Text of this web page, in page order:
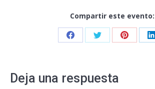
Compartir este evento:
Share Share
Twitter
Share
Deja una respuesta